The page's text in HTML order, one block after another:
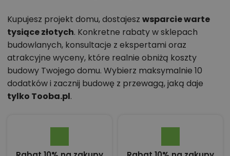
Kupujesz projekt domu, dostajesz wsparcie warte
tysiące złotych. Konkretne rabaty w sklepach
budowlanych, konsultacje z ekspertami oraz
atrakcyjne wyceny, które realnie obniżą koszty
budowy Twojego domu. Wybierz maksymalnie 10
dodatków i zacznij budowę z przewagą, jaką daje
tylko Tooba.pl.